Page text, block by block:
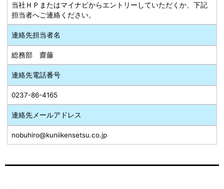
当社ＨＰまたはマイナビからエントリーしていただくか、下記
担当者へご連絡ください。
連絡先担当者名
総務部 齋藤
連絡先電話番号
0237-86-4165
連絡先メールアドレス
nobuhiro@kuniikensetsu.co.jp